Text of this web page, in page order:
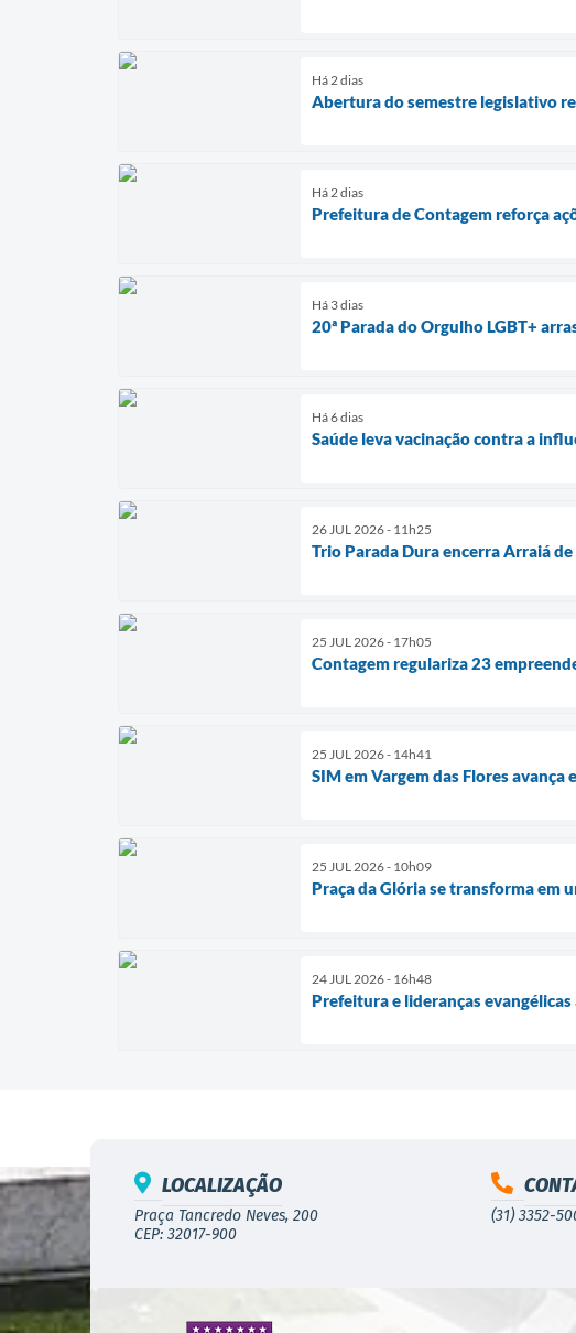
Há 2 dias
Abertura do semestre legislativo
Há 2 dias
Prefeitura de Contagem reforça
Há 3 dias
20ª Parada do Orgulho LGBT+
Há 6 dias
Saúde leva vacinação contra a
26 JUL 2026 - 11h25
Trio Parada Dura encerra Arraiá
25 JUL 2026 - 17h05
Contagem regulariza 23
25 JUL 2026 - 14h41
SIM em Vargem das Flores
25 JUL 2026 - 10h09
Praça da Glória se transforma em
24 JUL 2026 - 16h48
Prefeitura e lideranças
LOCALIZAÇÃO
Praça Tancredo Neves, 200
CEP: 32017-900
(31) 3352-